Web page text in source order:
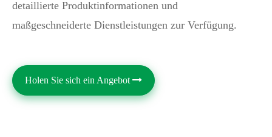
detaillierte Produktinformationen und
maßgeschneiderte Dienstleistungen zur Verfügung.
Holen Sie sich ein Angebot